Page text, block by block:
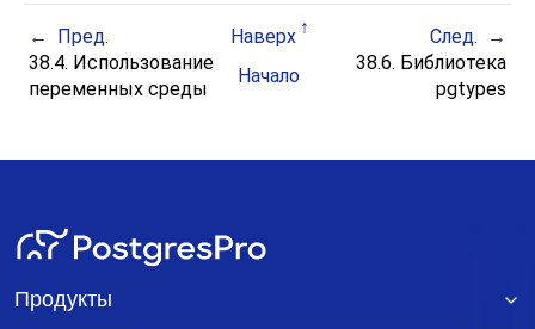
Пред. Наверх
След.
38.4. Использование
переменных среды
Начало
38.6. Библиотека
pgtypes
Продукты